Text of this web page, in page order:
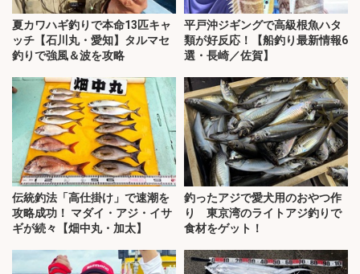
夏カワハギ釣りで本命13匹キャ
ッチ【石川丸・愛知】タルマセ
釣りで強風＆波を攻略
平戸沖ジギングで高級根魚ハタ
類が好反応！【船釣り最新情報6
選・長崎／佐賀】
伝統釣法「高仕掛け」で速潮を
攻略成功！ マダイ・アジ・イサ
ギが続々【畑中丸・加太】
釣ったアジで愛犬用のおやつ作
り 東京湾のライトアジ釣りで
食材をゲット！